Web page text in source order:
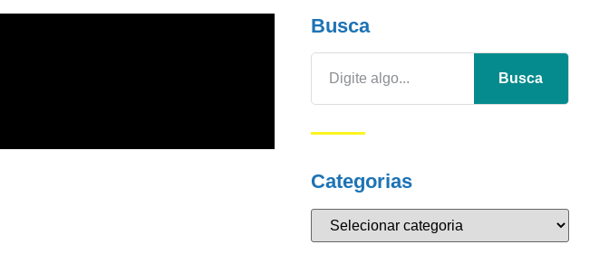
Busca
Busca
Categorias